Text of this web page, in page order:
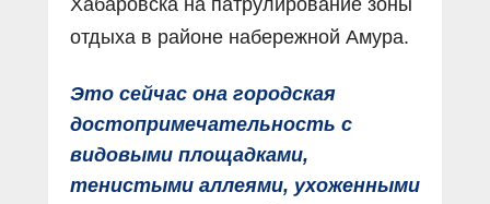
Хабаровска на патрулирование зоны
отдыха в районе набережной Амура.
Это сейчас она городская
достопримечательность с
видовыми площадками,
тенистыми аллеями, ухоженными